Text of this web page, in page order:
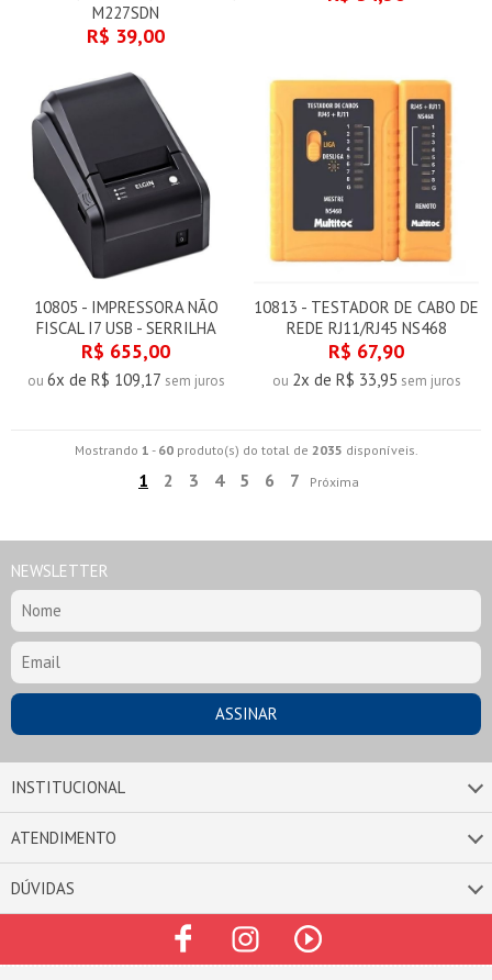
M227SDN
R$ 39,00
10805 - IMPRESSORA NÃO
FISCAL I7 USB - SERRILHA
R$ 655,00
ou 6x de R$ 109,17 sem juros
10813 - TESTADOR DE CABO DE
REDE RJ11/RJ45 NS468
R$ 67,90
ou 2x de R$ 33,95 sem juros
Mostrando 1 - 60produto(s) do total de 2035 disponíveis.
1 2 3 4 5 6 7 Próxima
NEWSLETTER
INSTITUCIONAL
ATENDIMENTO
DÚVIDAS